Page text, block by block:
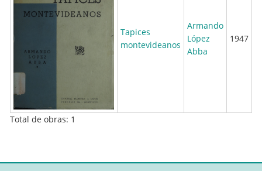
Tapices
montevideanos
Armando
López
Abba
1947
Total de obras: 1